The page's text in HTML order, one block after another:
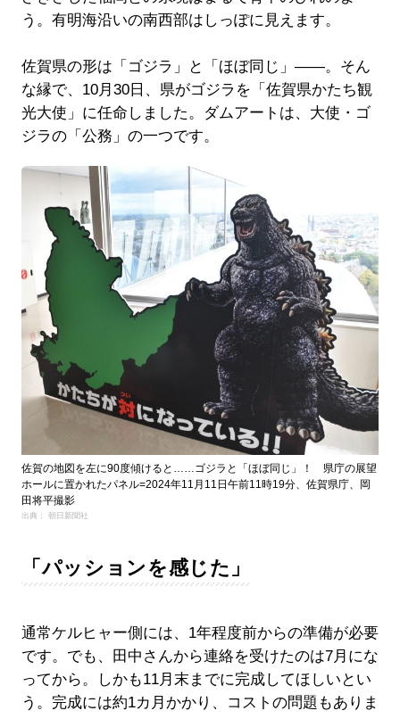
う。有明海沿いの南西部はしっぽに見えます。
佐賀県の形は「ゴジラ」と「ほぼ同じ」――。そん
な縁で、10月30日、県がゴジラを「佐賀県かたち観
光大使」に任命しました。ダムアートは、大使・ゴ
ジラの「公務」の一つです。
佐賀の地図を左に90度傾けると……ゴジラと「ほぼ同じ」！ 県庁の展望
ホールに置かれたパネル=2024年11月11日午前11時19分、佐賀県庁、岡
田将平撮影
出典： 朝日新聞社
「パッションを感じた」
通常ケルヒャー側には、1年程度前からの準備が必要
です。でも、田中さんから連絡を受けたのは7月にな
ってから。しかも11月末までに完成してほしいとい
う。完成には約1カ月かかり、コストの問題もありま